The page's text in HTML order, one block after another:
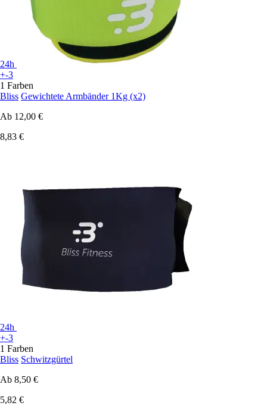
24h
+-3
1 Farben
Bliss Gewichtete Armbänder 1Kg (x2)
Ab 12,00 €
8,83 €
24h
+-3
1 Farben
Bliss Schwitzgürtel
Ab 8,50 €
5,82 €